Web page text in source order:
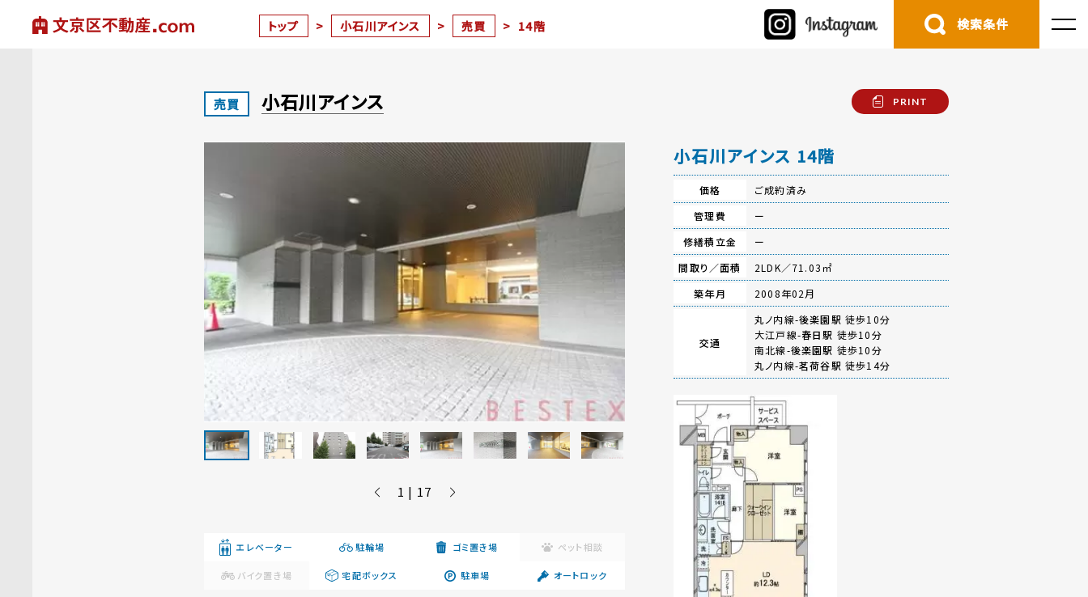
トップ > 小石川アインス > 売買 > 14階 検索条件
売買 小石川アインス PRINT
1 | 17
エレベーター 駐輪場 ゴミ置き場 ペット相談
バイク置き場 宅配ボックス 駐車場 オートロック
小石川アインス 14階
価格
ご成約済み
管理費
ー
修繕積立金
ー
間取り／面積
2LDK／71.03㎡
築年月
2008年02月
交通
丸ノ内線-後楽園駅 徒歩10分
大江戸線-春日駅 徒歩10分
南北線-後楽園駅 徒歩10分
丸ノ内線-茗荷谷駅 徒歩14分